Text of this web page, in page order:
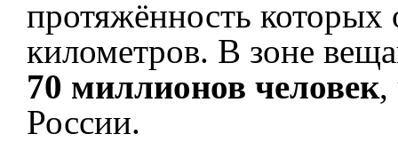
протяжённость которых
километров. В зоне
70 миллионов человек,
России.